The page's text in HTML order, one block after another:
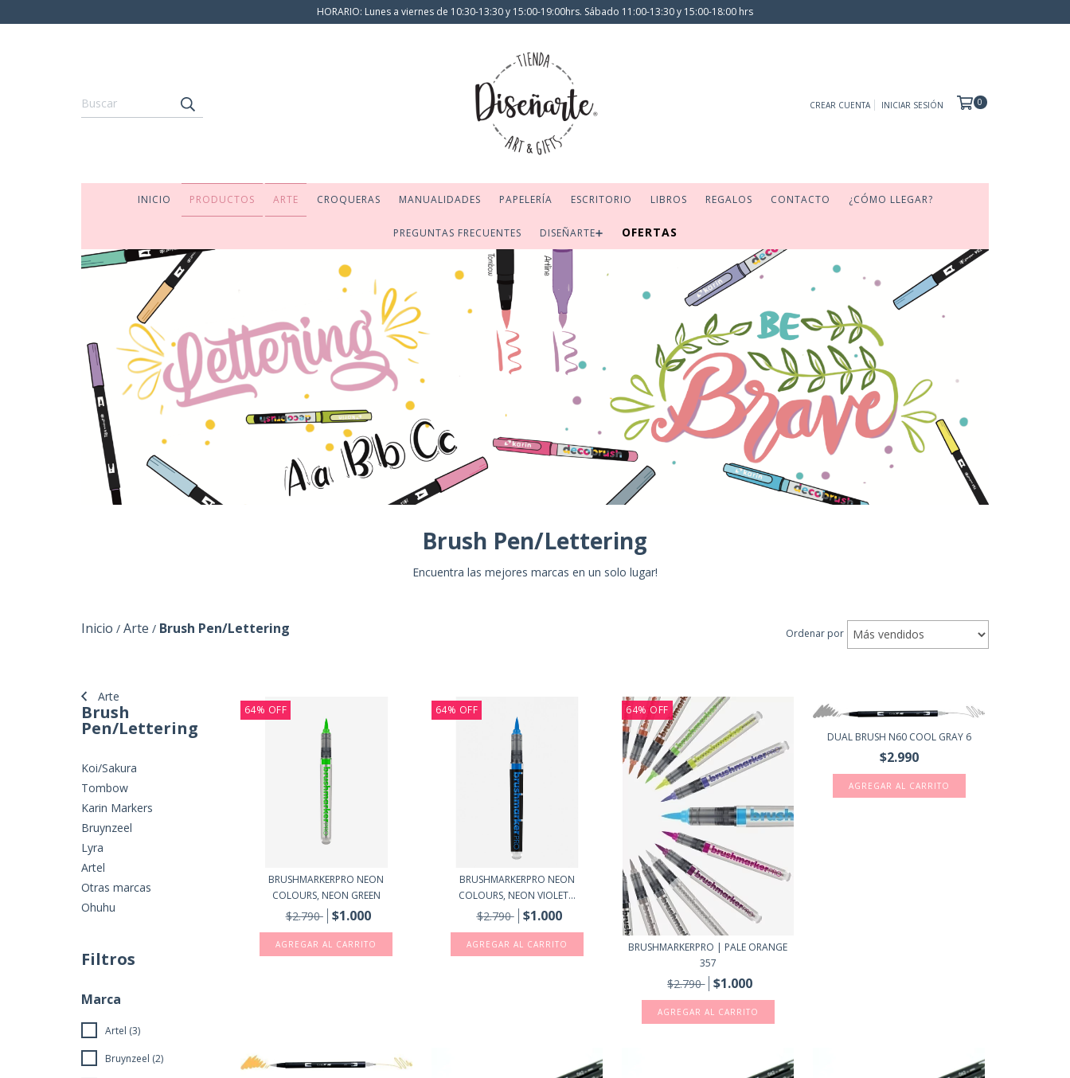
HORARIO: Lunes a viernes de 10:30-13:30 y 15:00-19:00hrs. Sábado 11:00-13:30 y 15:00-18:00 hrs
CREAR CUENTA INICIAR SESIÓN 0
INICIO PRODUCTOS ARTE CROQUERAS MANUALIDADES PAPELERÍA ESCRITORIO LIBROS REGALOS CONTACTO ¿CÓMO LLEGAR?
PREGUNTAS FRECUENTES DISEÑARTE➕ OFERTAS
Brush Pen/Lettering
Encuentra las mejores marcas en un solo lugar!
Inicio / Arte / Brush Pen/Lettering Ordenar por
Arte
Brush
Pen/Lettering
Koi/Sakura
Tombow
Karin Markers
Bruynzeel
Lyra
Artel
Otras marcas
Ohuhu
Filtros
Marca
Artel (3)
Bruynzeel (2)
64% OFF
BRUSHMARKERPRO NEON
COLOURS, NEON GREEN
$2.790 $1.000
64% OFF
BRUSHMARKERPRO NEON
COLOURS, NEON VIOLET...
$2.790 $1.000
64% OFF
BRUSHMARKERPRO | PALE ORANGE
357
$2.790 $1.000
DUAL BRUSH N60 COOL GRAY 6
$2.990